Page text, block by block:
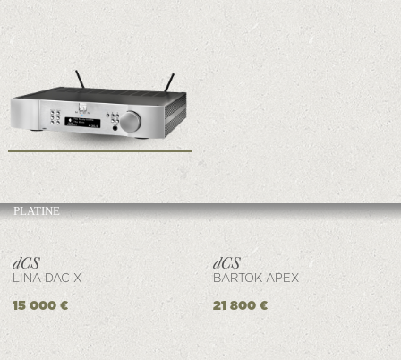
PLATINE
LINA DAC X
15 000 €
BARTOK APEX
21 800 €